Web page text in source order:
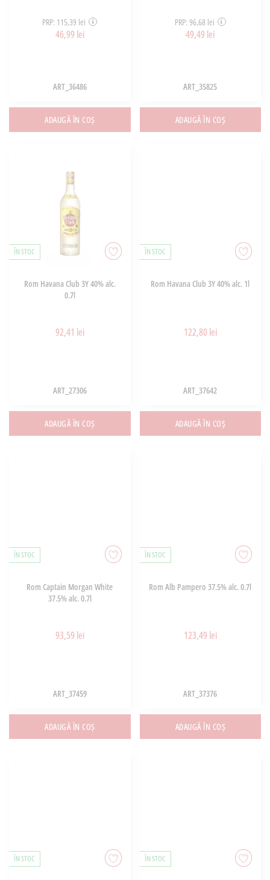
PRP: 115,39 lei
46,99 lei
ART_36486
ADAUGĂ ÎN COȘ
PRP: 96,68 lei
49,49 lei
ART_35825
ADAUGĂ ÎN COȘ
ÎN STOC
Rom Havana Club 3Y 40% alc.
0.7l
92,41 lei
ART_27306
ADAUGĂ ÎN COȘ
ÎN STOC
Rom Havana Club 3Y 40% alc. 1l
122,80 lei
ART_37642
ADAUGĂ ÎN COȘ
ÎN STOC
Rom Captain Morgan White
37.5% alc. 0.7l
93,59 lei
ART_37459
ADAUGĂ ÎN COȘ
ÎN STOC
Rom Alb Pampero 37.5% alc. 0.7l
123,49 lei
ART_37376
ADAUGĂ ÎN COȘ
ÎN STOC ÎN STOC